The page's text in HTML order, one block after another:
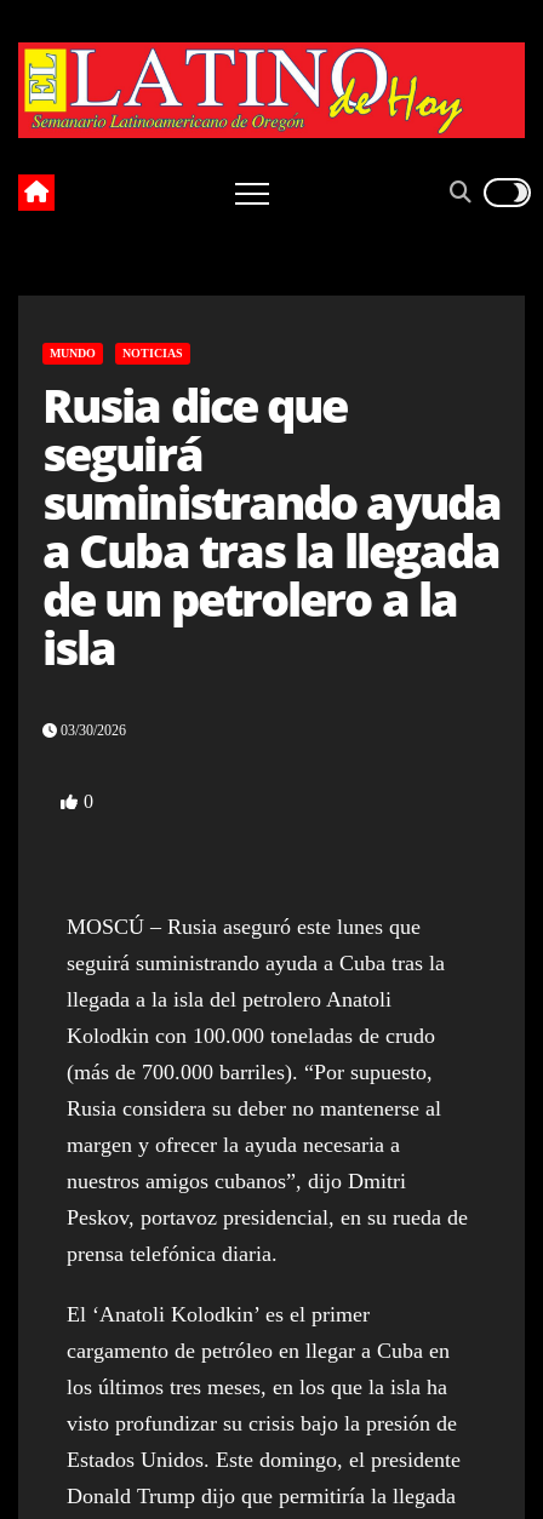
content
MUNDO NOTICIAS
Rusia dice que
seguirá
suministrando ayuda
a Cuba tras la llegada
de un petrolero a la
isla
03/30/2026
0
MOSCÚ – Rusia aseguró este lunes que
seguirá suministrando ayuda a Cuba tras la
llegada a la isla del petrolero Anatoli
Kolodkin con 100.000 toneladas de crudo
(más de 700.000 barriles). “Por supuesto,
Rusia considera su deber no mantenerse al
margen y ofrecer la ayuda necesaria a
nuestros amigos cubanos”, dijo Dmitri
Peskov, portavoz presidencial, en su rueda de
prensa telefónica diaria.
El ‘Anatoli Kolodkin’ es el primer
cargamento de petróleo en llegar a Cuba en
los últimos tres meses, en los que la isla ha
visto profundizar su crisis bajo la presión de
Estados Unidos. Este domingo, el presidente
Donald Trump dijo que permitiría la llegada